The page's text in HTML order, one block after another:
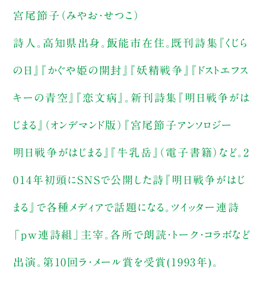
宮尾節子（みやお・せつこ）
詩人。高知県出身。飯能市在住。既刊詩集『くじら
の日』『かぐや姫の開封』『妖精戦争』『ドストエフス
キーの青空』『恋文病』。新刊詩集『明日戦争がは
じまる』（オンデマンド版）『宮尾節子アンソロジー
明日戦争がはじまる』『牛乳岳』（電子書籍）など。2
014年初頭にSNSで公開した詩『明日戦争がはじ
まる』で各種メディアで話題になる。ツイッター連詩
「pw連詩組」主宰。各所で朗読・トーク・コラボなど
出演。第10回ラ・メール賞を受賞(1993年)。